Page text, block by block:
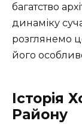
багатство
динаміку
розглянемо
його
Історія
Району